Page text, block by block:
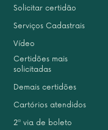
Solicitar certidão
Serviços Cadastrais
Vídeo
Certidões mais
solicitadas
Demais certidões
Cartórios atendidos
2ª via de boleto